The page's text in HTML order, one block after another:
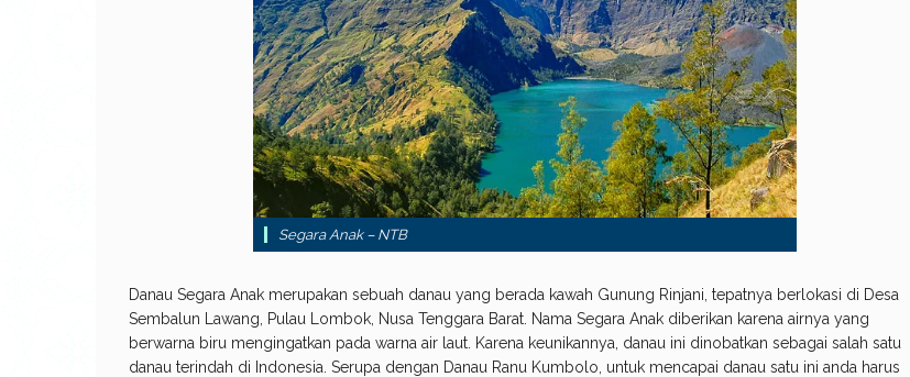
Segara Anak – NTB
Danau Segara Anak merupakan sebuah danau yang berada kawah Gunung Rinjani, tepatnya berlokasi di Desa
Sembalun Lawang, Pulau Lombok, Nusa Tenggara Barat. Nama Segara Anak diberikan karena airnya yang
berwarna biru mengingatkan pada warna air laut. Karena keunikannya, danau ini dinobatkan sebagai salah satu
danau terindah di Indonesia. Serupa dengan Danau Ranu Kumbolo, untuk mencapai danau satu ini anda harus